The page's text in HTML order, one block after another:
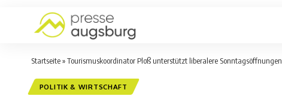
Startseite»Tourismuskoordinator Ploß unterstützt liberalere Sonntagsöffnungen
POLITIK & WIRTSCHAFT